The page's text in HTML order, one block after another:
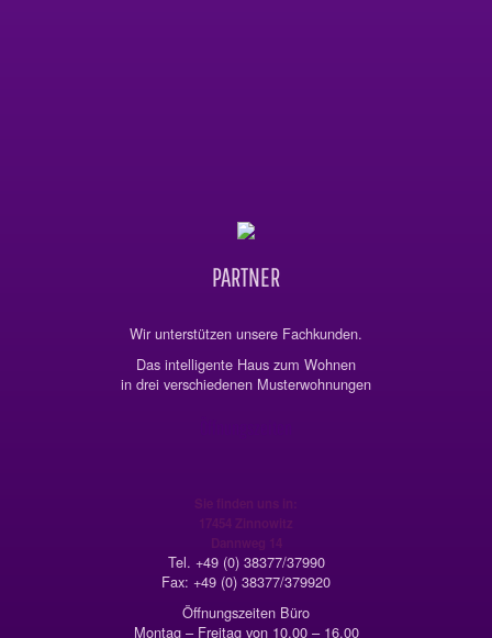
PARTNER
Wir unterstützen unsere Fachkunden.
Das intelligente Haus zum Wohnen
in drei verschiedenen Musterwohnungen
Tel. +49 (0) 38377/37990
Fax: +49 (0) 38377/379920
Öffnungszeiten Büro
Montag – Freitag von 10.00 – 16.00